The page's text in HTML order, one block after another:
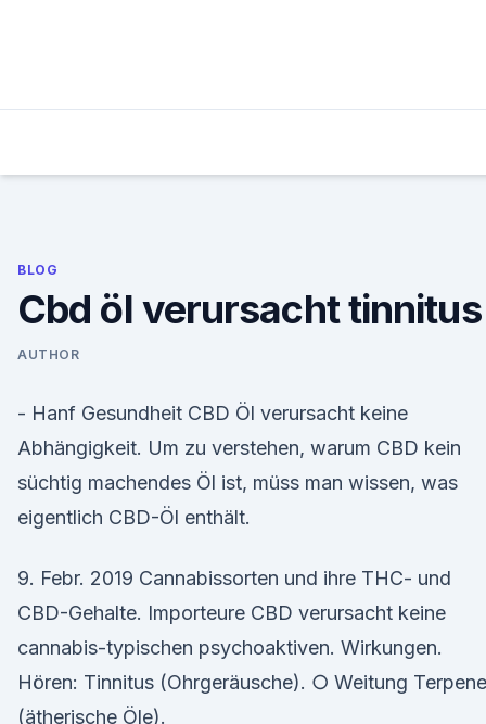
BLOG
Cbd öl verursacht tinnitus
AUTHOR
- Hanf Gesundheit CBD Öl verursacht keine
Abhängigkeit. Um zu verstehen, warum CBD kein
süchtig machendes Öl ist, müss man wissen, was
eigentlich CBD-Öl enthält.
9. Febr. 2019 Cannabissorten und ihre THC- und
CBD-Gehalte. Importeure CBD verursacht keine
cannabis-typischen psychoaktiven. Wirkungen.
Hören: Tinnitus (Ohrgeräusche). ○ Weitung Terpene
(ätherische Öle).